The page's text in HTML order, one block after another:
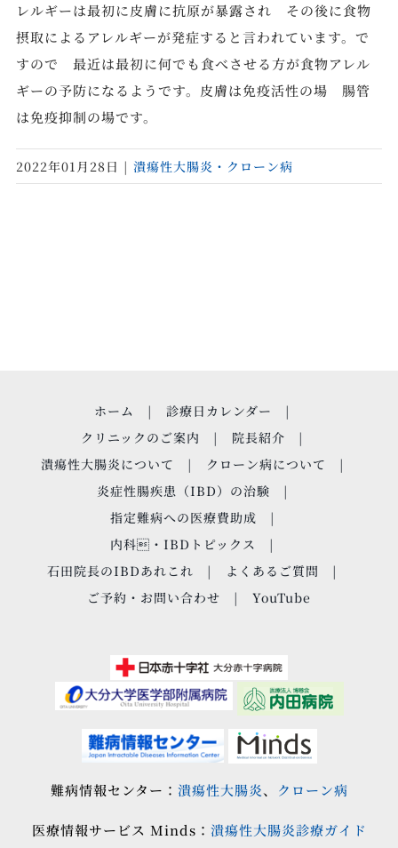
レルギーは最初に皮膚に抗原が暴露され その後に食物
摂取によるアレルギーが発症すると言われています。で
すので 最近は最初に何でも食べさせる方が食物アレル
ギーの予防になるようです。皮膚は免疫活性の場 腸管
は免疫抑制の場です。
2022年01月28日 | 潰瘍性大腸炎・クローン病
ホーム
診療日カレンダー
クリニックのご案内
院長紹介
潰瘍性大腸炎について
クローン病について
炎症性腸疾患（IBD）の治験
指定難病への医療費助成
内科・IBDトピックス
石田院長のIBDあれこれ
よくあるご質問
ご予約・お問い合わせ
YouTube
難病情報センター： 潰瘍性大腸炎、 クローン病
医療情報サービス Minds： 潰瘍性大腸炎診療ガイド